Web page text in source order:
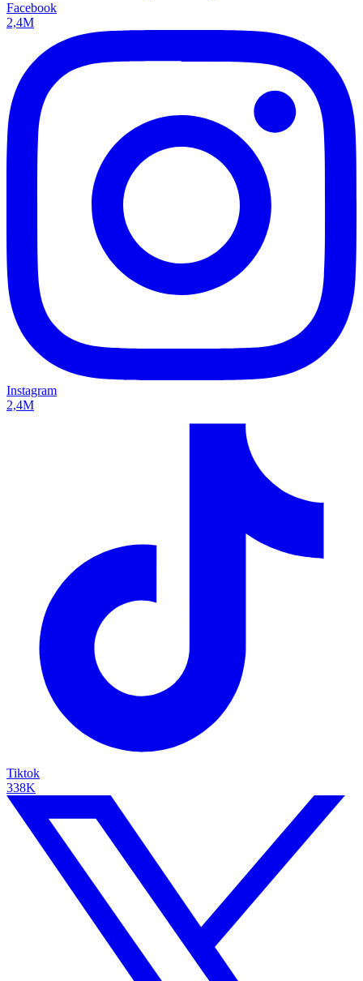
Facebook
2,4M
Instagram
2,4M
Tiktok
338K